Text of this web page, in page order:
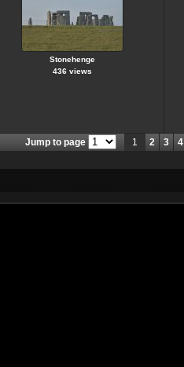
Stonehenge
436 views
Jump to page 1 2 3 4